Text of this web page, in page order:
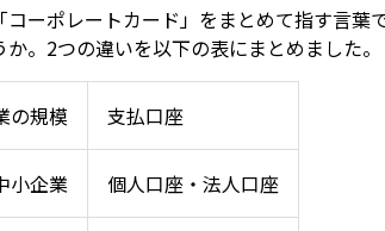
コーポレートカード」をまとめて指す言
。2つの違いを以下の表にまとめました。
の規模 支払口座
小企業 個人口座・法人口座